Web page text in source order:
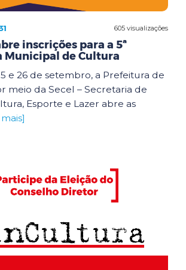
605 visualizações
inscrições para a 5ª
Municipal de Cultura
e 26 de setembro, a Prefeitura de
meio da Secel – Secretaria de
Esporte e Lazer abre as